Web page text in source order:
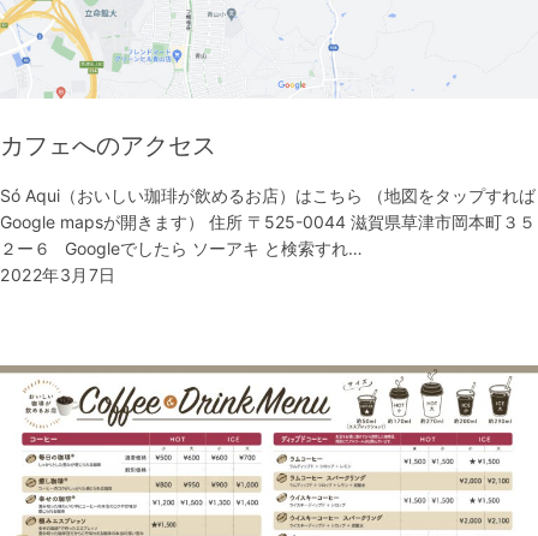
カフェへのアクセス
Só Aqui（おいしい珈琲が飲めるお店）はこちら （地図をタップすれば
Google mapsが開きます） 住所 〒525-0044 滋賀県草津市岡本町３５
２ー６ Googleでしたら ソーアキ と検索すれ…
2022年3月7日